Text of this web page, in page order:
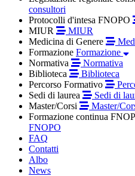
consultori
Protocolli d'intesa FNOPO
MIUR
MIUR
Medicina di Genere
Formazione Formazione
Normativa
Normativa
Biblioteca
Biblioteca
Percorso Formativo
Sedi di laurea
Sedi di
Master/Corsi
Master/
Formazione continua
FNOPO
FAQ
Contatti
Albo
News